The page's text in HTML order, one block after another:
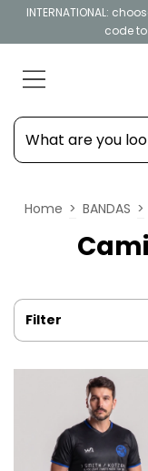
INTERNATIONAL:
code
Home > BANDAS >
Filter